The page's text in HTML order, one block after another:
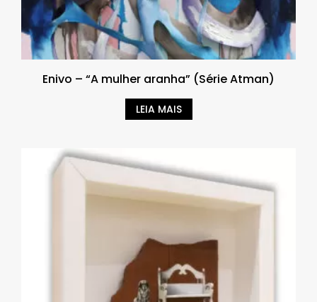
Enivo – “A mulher aranha” (Série Atman)
LEIA MAIS